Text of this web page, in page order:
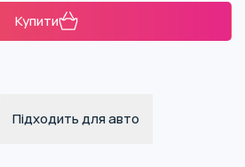
Купити
Підходить для авто